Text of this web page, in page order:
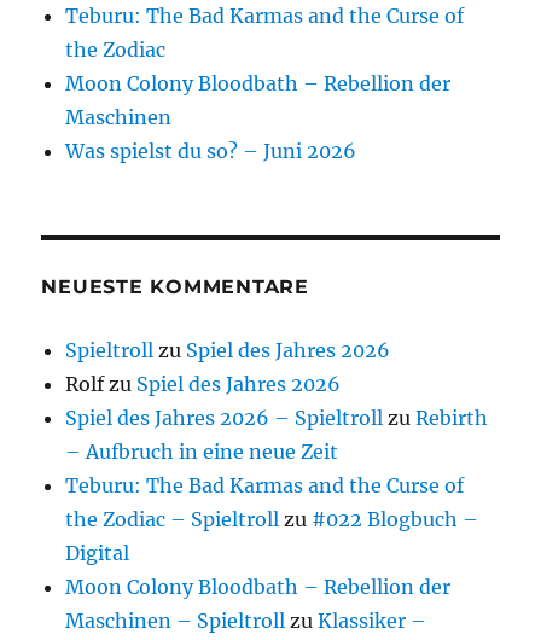
Teburu: The Bad Karmas and the Curse of
the Zodiac
Moon Colony Bloodbath – Rebellion der
Maschinen
Was spielst du so? – Juni 2026
NEUESTE KOMMENTARE
Spieltroll zu Spiel des Jahres 2026
Rolfzu Spiel des Jahres 2026
Spiel des Jahres 2026 – Spieltroll zuRebirth
– Aufbruch in eine neue Zeit
Teburu: The Bad Karmas and the Curse of
the Zodiac – Spieltroll zu #022 Blogbuch –
Digital
Moon Colony Bloodbath – Rebellion der
Maschinen – Spieltroll zuKlassiker –